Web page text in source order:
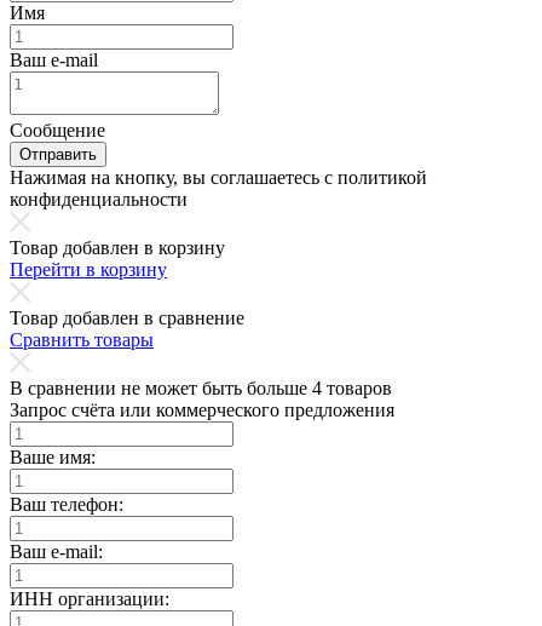
Имя
Ваш e-mail
Сообщение
Отправить
Нажимая на кнопку, вы соглашаетесь с политикой
конфиденциальности
Товар добавлен в корзину
Перейти в корзину
Товар добавлен в сравнение
Сравнить товары
В сравнении не может быть больше 4 товаров
Запрос счёта или коммерческого предложения
Ваше имя:
Ваш телефон:
Ваш e-mail:
ИНН организации: